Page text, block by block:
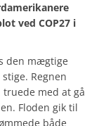
ved COP27 i
den mægtige
Regnen
med at gå
Floden gik til
både